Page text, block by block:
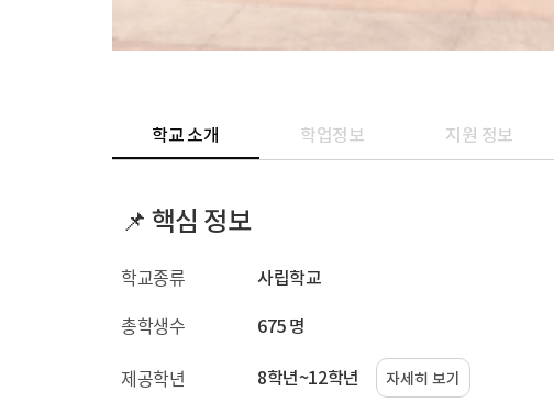
학교 소개 학업정보 지원 정보
📌 핵심 정보
학교종류
사립학교
총학생수
675 명
제공학년
8학년~12학년 자세히 보기